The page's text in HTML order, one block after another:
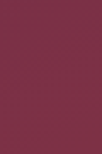
128 bits et retirer
chiffré.128.pdf
est requis pour
chiffré.128.pdf